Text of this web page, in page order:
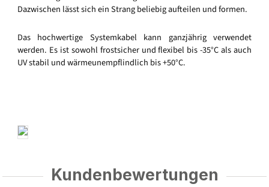
Dazwischen lässt sich ein Strang beliebig aufteilen und formen.
Das hochwertige Systemkabel kann ganzjährig verwendet
werden. Es ist sowohl frostsicher und flexibel bis -35°C als auch
UV stabil und wärmeunempflindlich bis +50°C.
Kundenbewertungen